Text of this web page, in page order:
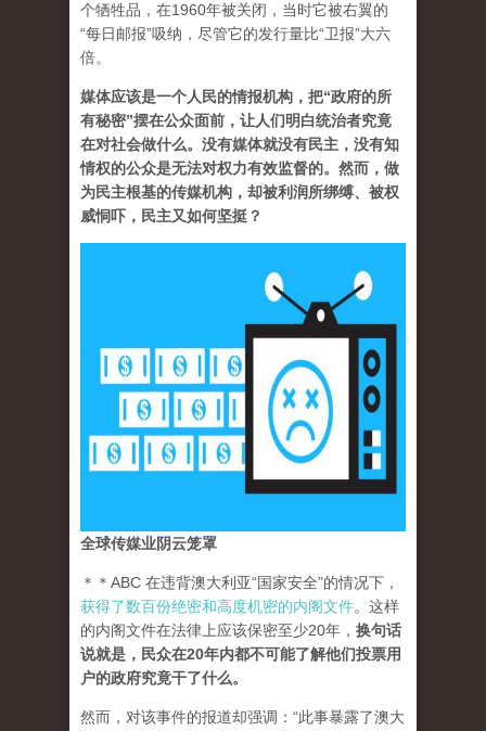
个牺牲品，在1960年被关闭，当时它被右翼的
“每日邮报”吸纳，尽管它的发行量比“卫报”大六
倍。
媒体应该是一个人民的情报机构，把“政府的所
有秘密”摆在公众面前，让人们明白统治者究竟
在对社会做什么。没有媒体就没有民主，没有知
情权的公众是无法对权力有效监督的。然而，做
为民主根基的传媒机构，却被利润所绑缚、被权
威恫吓，民主又如何坚挺？
全球传媒业阴云笼罩
＊＊ABC 在违背澳大利亚“国家安全”的情况下，
获得了数百份绝密和高度机密的内阁文件。这样
的内阁文件在法律上应该保密至少20年， 换句话
说就是，民众在20年内都不可能了解他们投票用
户的政府究竟干了什么。
然而，对该事件的报道却强调：“此事暴露了澳大